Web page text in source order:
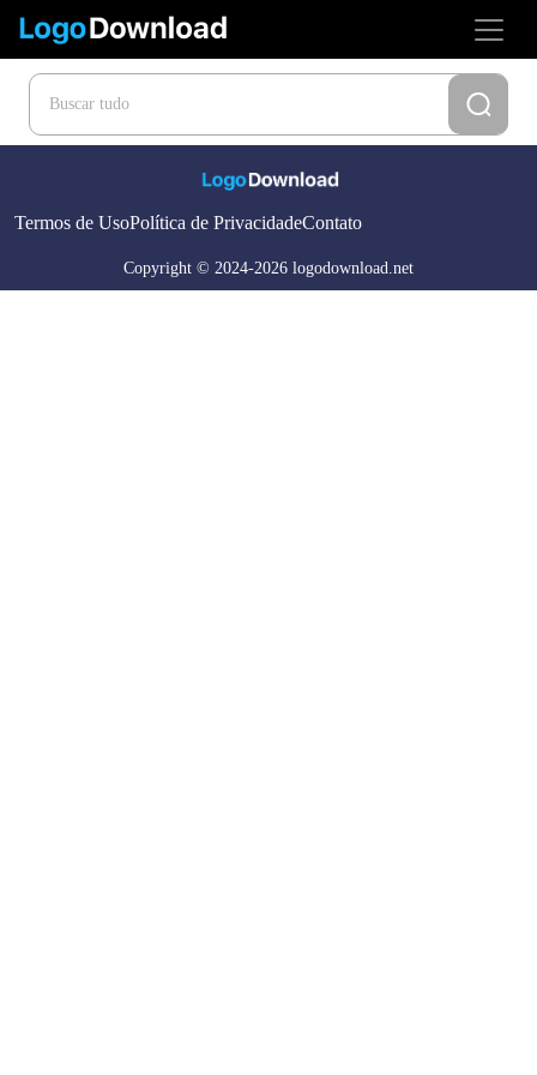
Termos de UsoPolítica de PrivacidadeContato
Copyright © 2024-2026 logodownload.net